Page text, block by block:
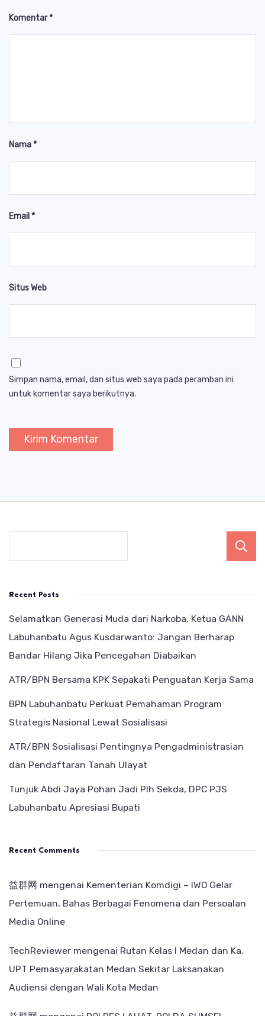
Komentar*
Nama*
Email *
Situs Web
Simpan nama, email, dan situs web saya pada peramban ini
untuk komentar saya berikutnya.
Recent Posts
Selamatkan Generasi Muda dari Narkoba, Ketua GANN
Labuhanbatu Agus Kusdarwanto: Jangan Berharap
Bandar Hilang Jika Pencegahan Diabaikan
ATR/BPN Bersama KPK Sepakati Penguatan Kerja Sama
BPN Labuhanbatu Perkuat Pemahaman Program
Strategis Nasional Lewat Sosialisasi
ATR/BPN Sosialisasi Pentingnya Pengadministrasian
dan Pendaftaran Tanah Ulayat
Tunjuk Abdi Jaya Pohan Jadi Plh Sekda, DPC PJS
Labuhanbatu Apresiasi Bupati
Recent Comments
益群网 mengenai Kementerian Komdigi – IWO Gelar
Pertemuan, Bahas Berbagai Fenomena dan Persoalan
Media Online
TechReviewer mengenai Rutan Kelas I Medan dan Ka.
UPT Pemasyarakatan Medan Sekitar Laksanakan
Audiensi dengan Wali Kota Medan